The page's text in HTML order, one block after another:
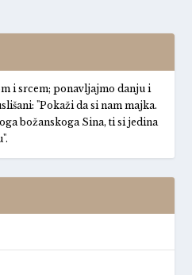
i srcem; ponavljajmo danju i
"Pokaži da si nam majka.
božanskoga Sina, ti si jedina